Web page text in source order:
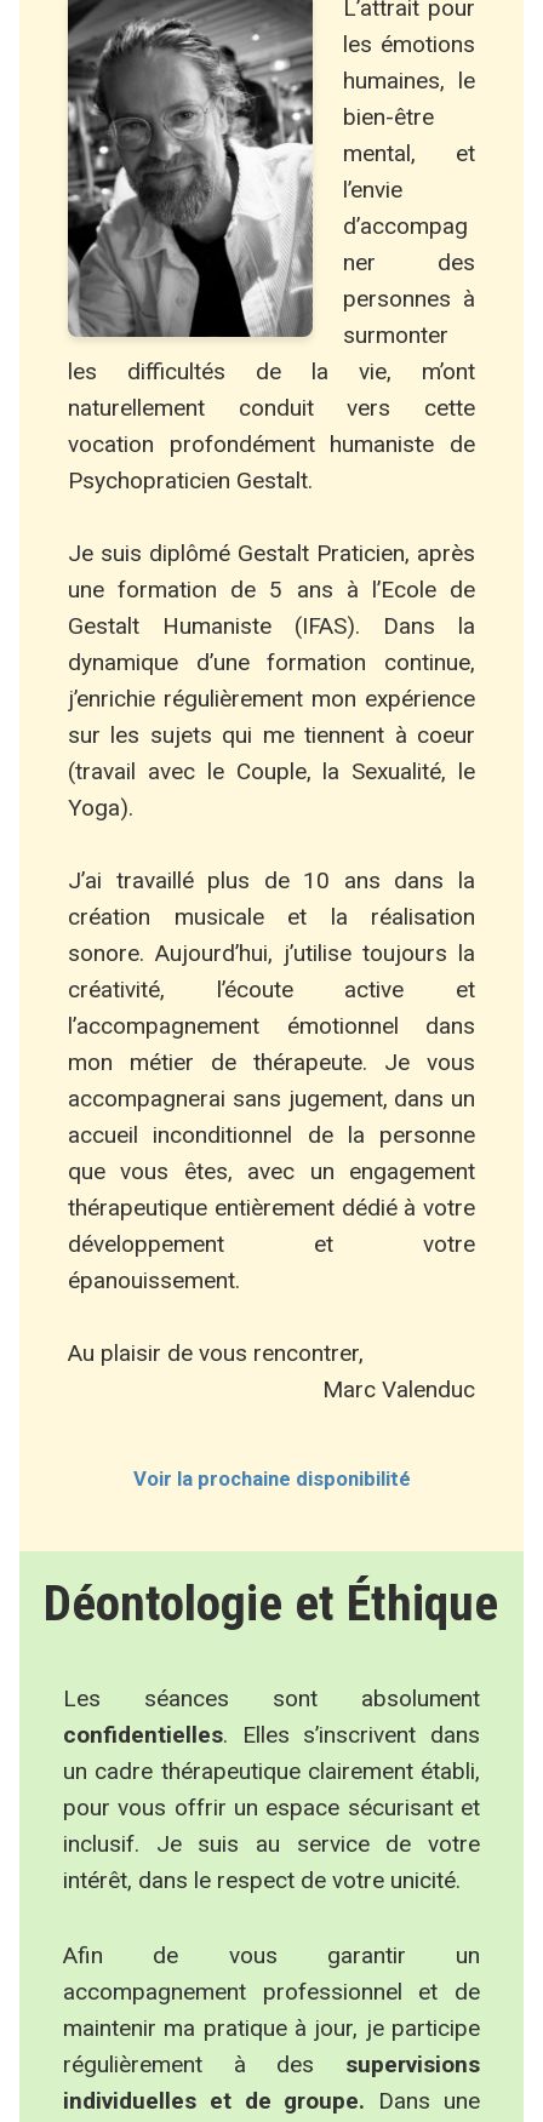
L’attrait pour
les émotions
humaines, le
bien-être
mental, et
l’envie
d’accompag
ner des
personnes à
surmonter
les difficultés de la vie, m’ont
naturellement conduit vers cette
vocation profondément humaniste de
Psychopraticien Gestalt.
Je suis diplômé Gestalt Praticien, après
une formation de 5 ans à l’Ecole de
Gestalt Humaniste (IFAS). Dans la
dynamique d’une formation continue,
j’enrichie régulièrement mon expérience
sur les sujets qui me tiennent à coeur
(travail avec le Couple, la Sexualité, le
Yoga).
J’ai travaillé plus de 10 ans dans la
création musicale et la réalisation
sonore. Aujourd’hui, j’utilise toujours la
créativité, l’écoute active et
l’accompagnement émotionnel dans
mon métier de thérapeute. Je vous
accompagnerai sans jugement, dans un
accueil inconditionnel de la personne
que vous êtes, avec un engagement
thérapeutique entièrement dédié à votre
développement et votre
épanouissement.
Au plaisir de vous rencontrer,
Marc Valenduc
Voir la prochaine disponibilité
Déontologie et Éthique
Les séances sont absolument
confidentielles. Elles s’inscrivent dans
un cadre thérapeutique clairement établi,
pour vous offrir un espace sécurisant et
inclusif. Je suis au service de votre
intérêt, dans le respect de votre unicité.
Afin de vous garantir un
accompagnement professionnel et de
maintenir ma pratique à jour, je participe
régulièrement à des supervisions
individuelles et de groupe. Dans une